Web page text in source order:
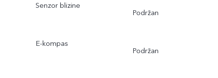
Senzor blizine
Podržan
E-kompas
Podržan